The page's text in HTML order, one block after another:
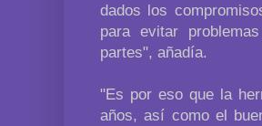
dados los
para evitar
partes", añadía.
"Es por eso que la
años, así como el